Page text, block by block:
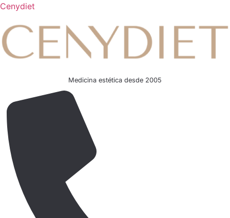
Cenydiet
Medicina estética desde 2005